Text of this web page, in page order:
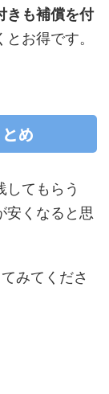
きも補償を付
お得です。
め
してもらう
安くなると思
みてくださ